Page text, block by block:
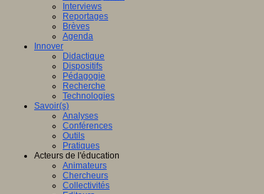
Interviews
Reportages
Brèves
Agenda
Innover
Didactique
Dispositifs
Pédagogie
Recherche
Technologies
Savoir(s)
Analyses
Conférences
Outils
Pratiques
Acteurs de l'éducation
Animateurs
Chercheurs
Collectivités